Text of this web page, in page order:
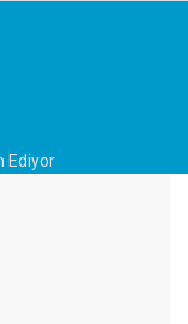
Ediyor